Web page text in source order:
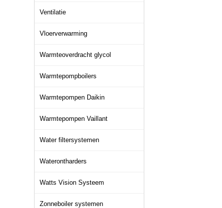
Ventilatie
Vloerverwarming
Warmteoverdracht glycol
Warmtepompboilers
Warmtepompen Daikin
Warmtepompen Vaillant
Water filtersystemen
Waterontharders
Watts Vision Systeem
Zonneboiler systemen